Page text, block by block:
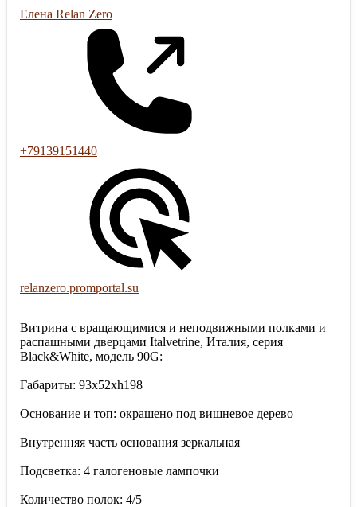
Елена Relan Zero
+79139151440
relanzero.promportal.su
Витрина с вращающимися и неподвижными полками и
распашными дверцами Italvetrine, Италия, серия
Black&White, модель 90G:
Габариты: 93x52xh198
Основание и топ: окрашено под вишневое дерево
Внутренняя часть основания зеркальная
Подсветка: 4 галогеновые лампочки
Количество полок: 4/5